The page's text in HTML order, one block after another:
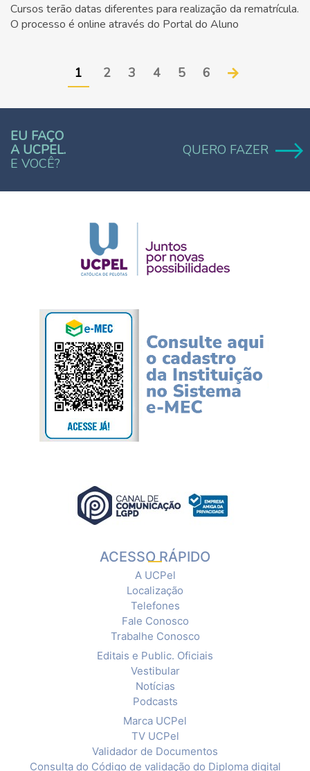
Cursos terão datas diferentes para realização da rematrícula.
O processo é online através do Portal do Aluno
1 2 3 4 5 6
EU FAÇO
A UCPEL.
E VOCÊ?
QUERO FAZER
ACESSO RÁPIDO
A UCPel
Localização
Telefones
Fale Conosco
Trabalhe Conosco
Editais e Public. Oficiais
Vestibular
Notícias
Podcasts
Marca UCPel
TV UCPel
Validador de Documentos
Consulta do Código de validação do Diploma digital